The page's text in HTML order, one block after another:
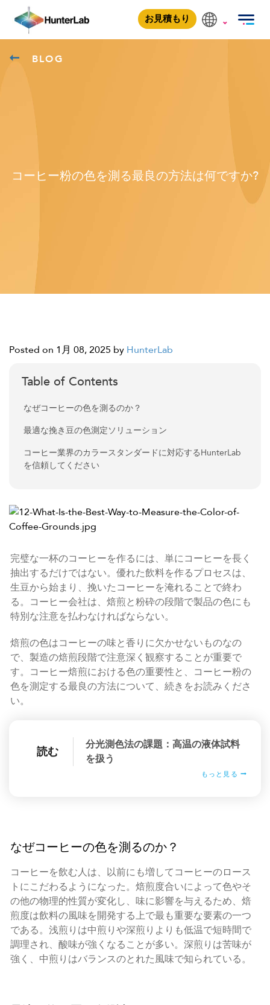
お見積もり
BLOG
コーヒー粉の色を測る最良の方法は何ですか?
Posted on 1月 08, 2025 by HunterLab
Table of Contents
なぜコーヒーの色を測るのか？
最適な挽き豆の色測定ソリューション
コーヒー業界のカラースタンダードに対応するHunterLab
を信頼してください
完璧な一杯のコーヒーを作るには、単にコーヒーを長く
抽出するだけではない。優れた飲料を作るプロセスは、
生豆から始まり、挽いたコーヒーを淹れることで終わ
る。コーヒー会社は、焙煎と粉砕の段階で製品の色にも
特別な注意を払わなければならない。
焙煎の色はコーヒーの味と香りに欠かせないものなの
で、製造の焙煎段階で注意深く観察することが重要で
す。コーヒー焙煎における色の重要性と、コーヒー粉の
色を測定する最良の方法について、続きをお読みくださ
い。
読む
分光測色法の課題：高温の液体試料
を扱う
もっと見る
なぜコーヒーの色を測るのか？
コーヒーを飲む人は、以前にも増してコーヒーのロース
トにこだわるようになった。焙煎度合いによって色やそ
の他の物理的性質が変化し、味に影響を与えるため、焙
煎度は飲料の風味を開発する上で最も重要な要素の一つ
である。浅煎りは中煎りや深煎りよりも低温で短時間で
調理され、酸味が強くなることが多い。深煎りは苦味が
強く、中煎りはバランスのとれた風味で知られている。